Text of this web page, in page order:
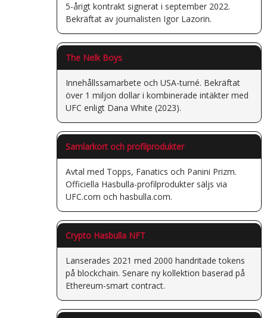
5-årigt kontrakt signerat i september 2022.
Bekräftat av journalisten Igor Lazorin.
The Nelk Boys
Innehållssamarbete och USA-turné. Bekräftat
över 1 miljon dollar i kombinerade intäkter med
UFC enligt Dana White (2023).
Samlarkort och profilprodukter
Avtal med Topps, Fanatics och Panini Prizm.
Officiella Hasbulla-profilprodukter säljs via
UFC.com och hasbulla.com.
Crypto Hasbulla NFT
Lanserades 2021 med 2000 handritade tokens
på blockchain. Senare ny kollektion baserad på
Ethereum-smart contract.